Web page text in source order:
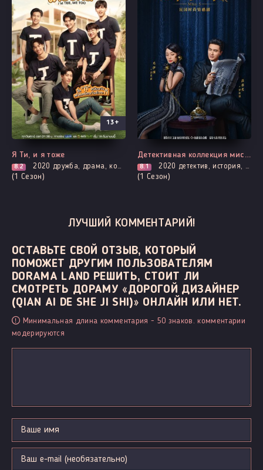
Все серии
13+
Я Ти, и я тоже
8.2 2020 дружба, драма, комедия, про молодость и любовь, броманс, ситком
(1 Сезон)
Все серии
Детективная коллекция мисс Эс
8.1 2020 детектив, история, мистика, мелодрама, расследование, романтика
(1 Сезон)
ЛУЧШИЙ КОММЕНТАРИЙ!
ОСТАВЬТЕ СВОЙ ОТЗЫВ, КОТОРЫЙ
ПОМОЖЕТ ДРУГИМ ПОЛЬЗОВАТЕЛЯМ
DORAMA LAND РЕШИТЬ, СТОИТ ЛИ
СМОТРЕТЬ ДОРАМУ «ДОРОГОЙ ДИЗАЙНЕР
(QIAN AI DE SHE JI SHI)» ОНЛАЙН ИЛИ НЕТ.
Минимальная длина комментария - 50 знаков. комментарии
модерируются